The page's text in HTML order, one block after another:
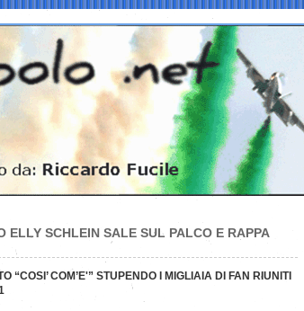
ELLY SCHLEIN SALE SUL PALCO E RAPPA
“COSI’ COM’E'” STUPENDO I MIGLIAIA DI FAN RIUNITI